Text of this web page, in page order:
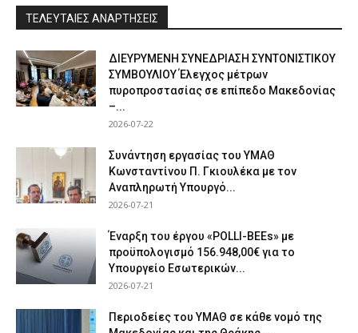
ΤΕΛΕΥΤΑΙΕΣ ΑΝΑΡΤΗΣΕΙΣ
ΔΙΕΥΡΥΜΕΝΗ ΣΥΝΕΔΡΙΑΣΗ ΣΥΝΤΟΝΙΣΤΙΚΟΥ
ΣΥΜΒΟΥΛΙΟΥ Έλεγχος μέτρων
πυροπροστασίας σε επίπεδο Μακεδονίας
–...
2026-07-22
Συνάντηση εργασίας του ΥΜΑΘ
Κωνσταντίνου Π. Γκιουλέκα με τον
Αναπληρωτή Υπουργό...
2026-07-21
Έναρξη του έργου «POLLI-BEEs» με
προϋπολογισμό 156.948,00€ για το
Υπουργείο Εσωτερικών...
2026-07-21
Περιοδείες του ΥΜΑΘ σε κάθε νομό της